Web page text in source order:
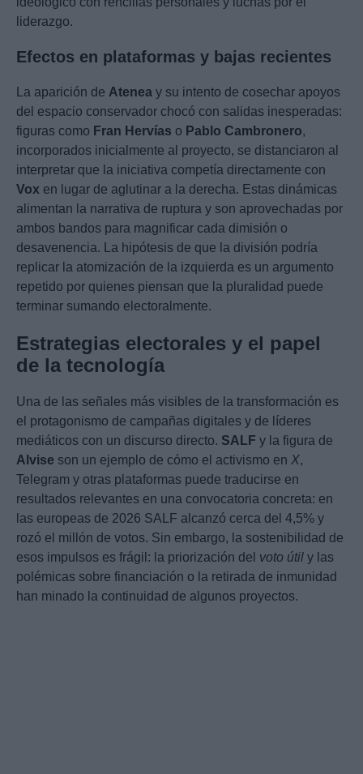
liderazgo.
Efectos en plataformas y bajas recientes
La aparición de Atenea y su intento de cosechar apoyos
del espacio conservador chocó con salidas inesperadas:
figuras como Fran Hervías o Pablo Cambronero,
incorporados inicialmente al proyecto, se distanciaron al
interpretar que la iniciativa competía directamente con
Vox en lugar de aglutinar a la derecha. Estas dinámicas
alimentan la narrativa de ruptura y son aprovechadas por
ambos bandos para magnificar cada dimisión o
desavenencia. La hipótesis de que la división podría
replicar la atomización de la izquierda es un argumento
repetido por quienes piensan que la pluralidad puede
terminar sumando electoralmente.
Estrategias electorales y el papel
de la tecnología
Una de las señales más visibles de la transformación es
el protagonismo de campañas digitales y de líderes
mediáticos con un discurso directo. SALF y la figura de
Alvise son un ejemplo de cómo el activismo en X,
Telegram y otras plataformas puede traducirse en
resultados relevantes en una convocatoria concreta: en
las europeas de 2026 SALF alcanzó cerca del 4,5% y
rozó el millón de votos. Sin embargo, la sostenibilidad de
esos impulsos es frágil: la priorización del voto útil y las
polémicas sobre financiación o la retirada de inmunidad
han minado la continuidad de algunos proyectos.